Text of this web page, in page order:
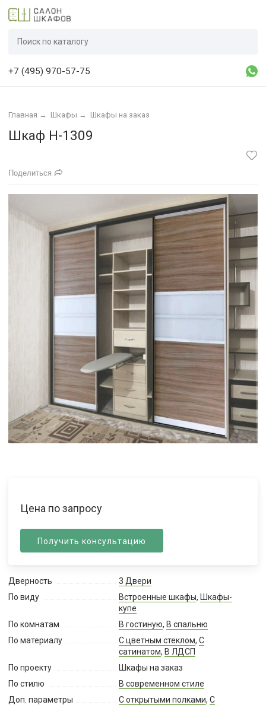
+7 (495) 970-57-75
Главная → Шкафы → Шкафы на заказ
Шкаф Н-1309
Поделиться
Цена по запросу
Получить консультацию
Дверность
3 Двери
По виду
Встроенные шкафы, Шкафы-
купе
По комнатам
В гостиную, В спальню
По материалу
С цветным стеклом, С
сатинатом, В ЛДСП
По проекту
Шкафы на заказ
По стилю
В современном стиле
Доп. параметры
С открытыми полками, С